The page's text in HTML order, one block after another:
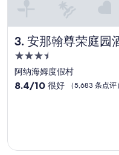
3. 安那翰尊荣庭园
安那翰尊荣庭园酒店
3.5
星
住
阿纳海姆度假村
8.4
好，
8.4/10 很好 （5,683 条点评）